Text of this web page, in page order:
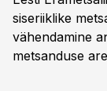
siseriiklike
vähendamine
metsanduse